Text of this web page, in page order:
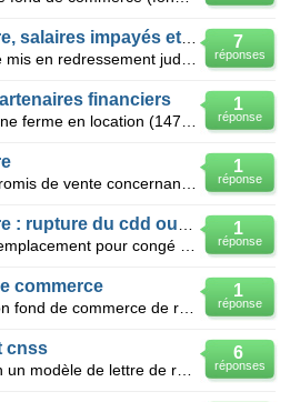
7
réponses
1
réponse
financiers
1
réponse
1
réponse
1
réponse
commerce
6
réponses
cnss